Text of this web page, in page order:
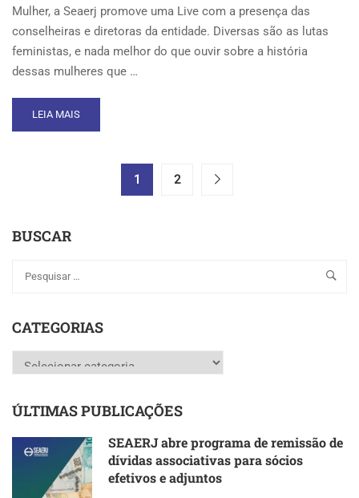
Mulher, a Seaerj promove uma Live com a presença das
conselheiras e diretoras da entidade. Diversas são as lutas
feministas, e nada melhor do que ouvir sobre a história
dessas mulheres que …
READ
MORE
MULHER
LEIA MAIS
1 2
BUSCAR
CATEGORIAS
Categorias
ÚLTIMAS PUBLICAÇÕES
SEAERJ abre programa de remissão de
dívidas associativas para sócios
efetivos e adjuntos